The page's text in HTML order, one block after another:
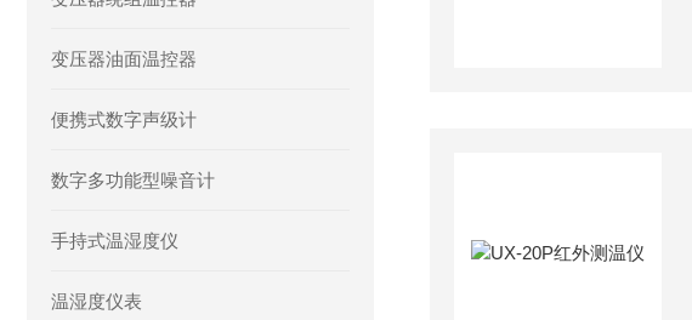
变压器油面温控器
便携式数字声级计
数字多功能型噪音计
手持式温湿度仪
温湿度仪表